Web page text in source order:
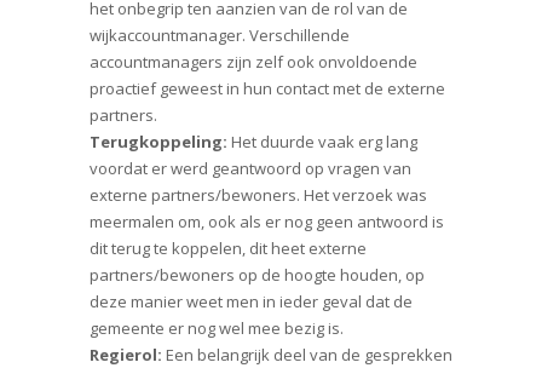
het onbegrip ten aanzien van de rol van de
wijkaccountmanager. Verschillende
accountmanagers zijn zelf ook onvoldoende
proactief geweest in hun contact met de externe
partners.
Terugkoppeling: Het duurde vaak erg lang
voordat er werd geantwoord op vragen van
externe partners/bewoners. Het verzoek was
meermalen om, ook als er nog geen antwoord is
dit terug te koppelen, dit heet externe
partners/bewoners op de hoogte houden, op
deze manier weet men in ieder geval dat de
gemeente er nog wel mee bezig is.
Regierol: Een belangrijk deel van de gesprekken